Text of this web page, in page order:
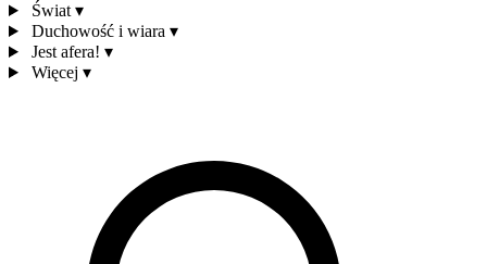
Świat ▾
Duchowość i wiara ▾
Jest afera! ▾
Więcej ▾